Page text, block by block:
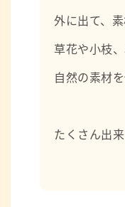
外に出て、
草花や小枝
自然の素材
たくさん出